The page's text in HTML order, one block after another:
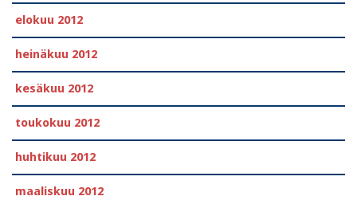
elokuu 2012
heinäkuu 2012
kesäkuu 2012
toukokuu 2012
huhtikuu 2012
maaliskuu 2012